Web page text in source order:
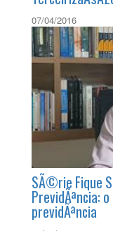
Atores
TerceirizaÃ§Ã£o
07/04/2016